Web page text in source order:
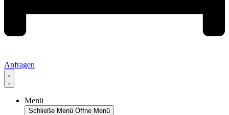
Anfragen
Menü
Schließe Menü Öffne Menü